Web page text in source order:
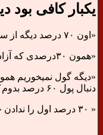
یکبار کافی بود
«اون ۷۰ درصد دیگه از سهامم را عمراً اگه بفروشم. همین ۳۰ درصد را هم اشتباه کردم فروختم. واسه سهام ۵۳۲ تومنی کلاً یک میلیون واریز کردن معلوم نیست مابقی چی شدو کی میریزن؟»
«همون ۳۰درصدی که آزاد کردیم بس بود. یک ریال نریختن.»
دنبال پول ۶۰ درصد بدوم؟»
« ۳۰ درصد اول را ندادن چه برسه به۳۰ درصد دوم.»